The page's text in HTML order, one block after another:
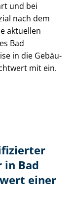
und bei
nach dem
aktuellen
Bad
in die Ge­bäu­
mit ein.
Bad
einer